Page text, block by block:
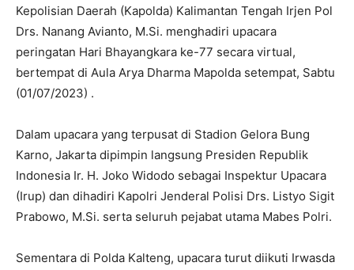
Kepolisian Daerah (Kapolda) Kalimantan Tengah Irjen Pol
Drs. Nanang Avianto, M.Si. menghadiri upacara
peringatan Hari Bhayangkara ke-77 secara virtual,
bertempat di Aula Arya Dharma Mapolda setempat, Sabtu
(01/07/2023) .
Dalam upacara yang terpusat di Stadion Gelora Bung
Karno, Jakarta dipimpin langsung Presiden Republik
Indonesia Ir. H. Joko Widodo sebagai Inspektur Upacara
(Irup) dan dihadiri Kapolri Jenderal Polisi Drs. Listyo Sigit
Prabowo, M.Si. serta seluruh pejabat utama Mabes Polri.
Sementara di Polda Kalteng, upacara turut diikuti Irwasda